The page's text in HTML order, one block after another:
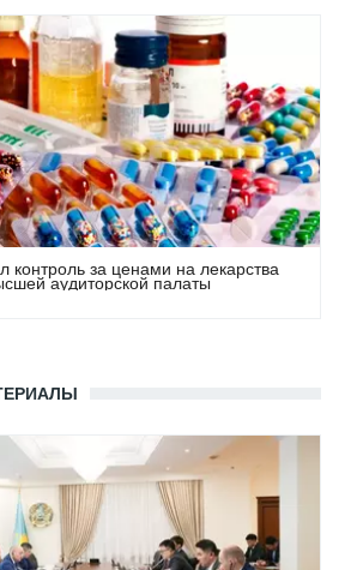
контроль за ценами на лекарства
аудиторской палаты